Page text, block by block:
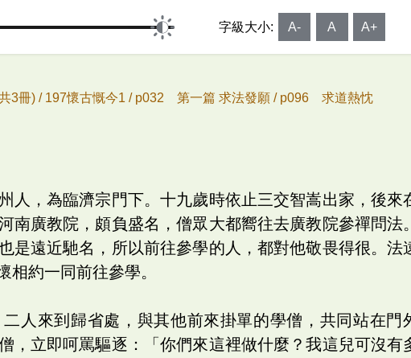
字級大小: A- A A+
3冊) / 197懷古慨今1 / p032 第一篇 求法發願 / p096 求道熱忱
人，為臨濟宗門下。十九歲時依止三交智嵩出家，後來
南廣教院，頗負盛名，僧眾大都嚮往去廣教院參禪問法
是遠近馳名，所以前往參學的人，都對他敬畏得很。法
相約一同前往參學。
人來到歸省處，與其他前來掛單的學僧，共同站在門
，立即呵罵驅逐：「你們來這裡做什麼？我這兒可沒有